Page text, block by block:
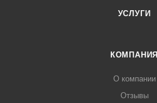
УСЛУГИ
КОМПАНИЯ
О компании
Отзывы